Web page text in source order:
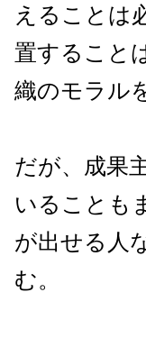
えることは
置すること
織のモラル
だが、成果
いることも
が出せる人
む。